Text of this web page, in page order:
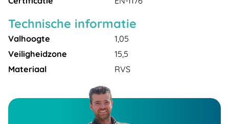
Technische informatie
Valhoogte
1,05
Veiligheidzone
15,5
Materiaal
RVS